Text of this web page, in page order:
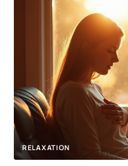
RELAXATION